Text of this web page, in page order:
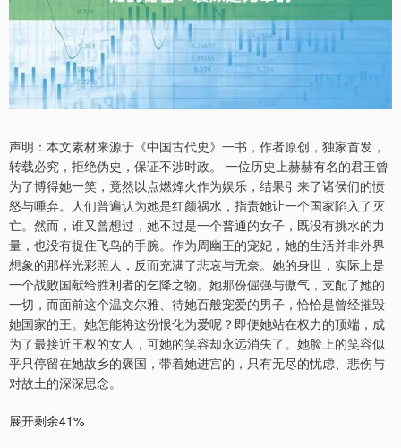
声明：本文素材来源于《中国古代史》一书，作者原创，独家首发，
转载必究，拒绝伪史，保证不涉时政。 一位历史上赫赫有名的君王曾
为了博得她一笑，竟然以点燃烽火作为娱乐，结果引来了诸侯们的愤
怒与唾弃。人们普遍认为她是红颜祸水，指责她让一个国家陷入了灭
亡。然而，谁又曾想过，她不过是一个普通的女子，既没有挑水的力
量，也没有捉住飞鸟的手腕。作为周幽王的宠妃，她的生活并非外界
想象的那样光彩照人，反而充满了悲哀与无奈。她的身世，实际上是
一个战败国献给胜利者的乞降之物。她那份倔强与傲气，支配了她的
一切，而面前这个温文尔雅、待她百般宠爱的男子，恰恰是曾经摧毁
她国家的王。她怎能将这份恨化为爱呢？即便她站在权力的顶端，成
为了最接近王权的女人，可她的笑容却永远消失了。她脸上的笑容似
乎只停留在她故乡的褒国，带着她进宫的，只有无尽的忧虑、悲伤与
对故土的深深思念。
展开剩余41%